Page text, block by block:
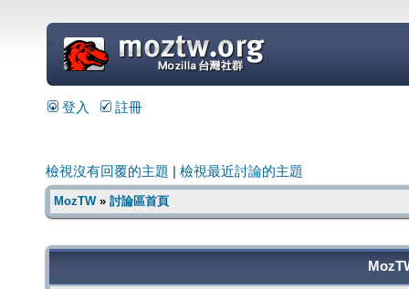
=
登入 註冊
檢視沒有回覆的主題 檢視最近討論的主題
MozTW» 討論區首頁